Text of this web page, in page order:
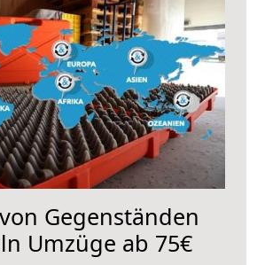
Gegenständen
Umzüge ab 75€